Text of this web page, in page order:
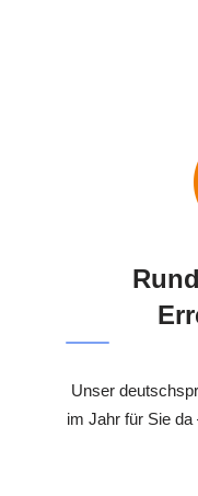
Unser
im Jahr für Sie